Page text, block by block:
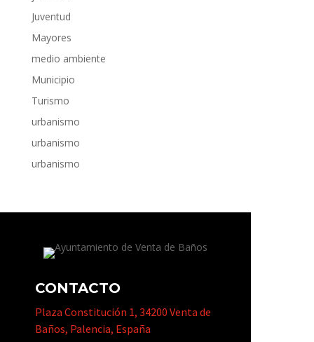
Juventud
Mayores
medio ambiente
Municipio
Turismo
urbanismo
urbanismo
urbanismo
CONTACTO
Plaza Constitución 1, 34200 Venta de
Baños, Palencia, España